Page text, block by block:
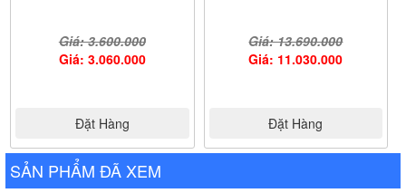
Giá: 3.600.000
Giá: 3.060.000
Đặt Hàng
Giá: 13.690.000
Giá: 11.030.000
Đặt Hàng
SẢN PHẨM ĐÃ XEM